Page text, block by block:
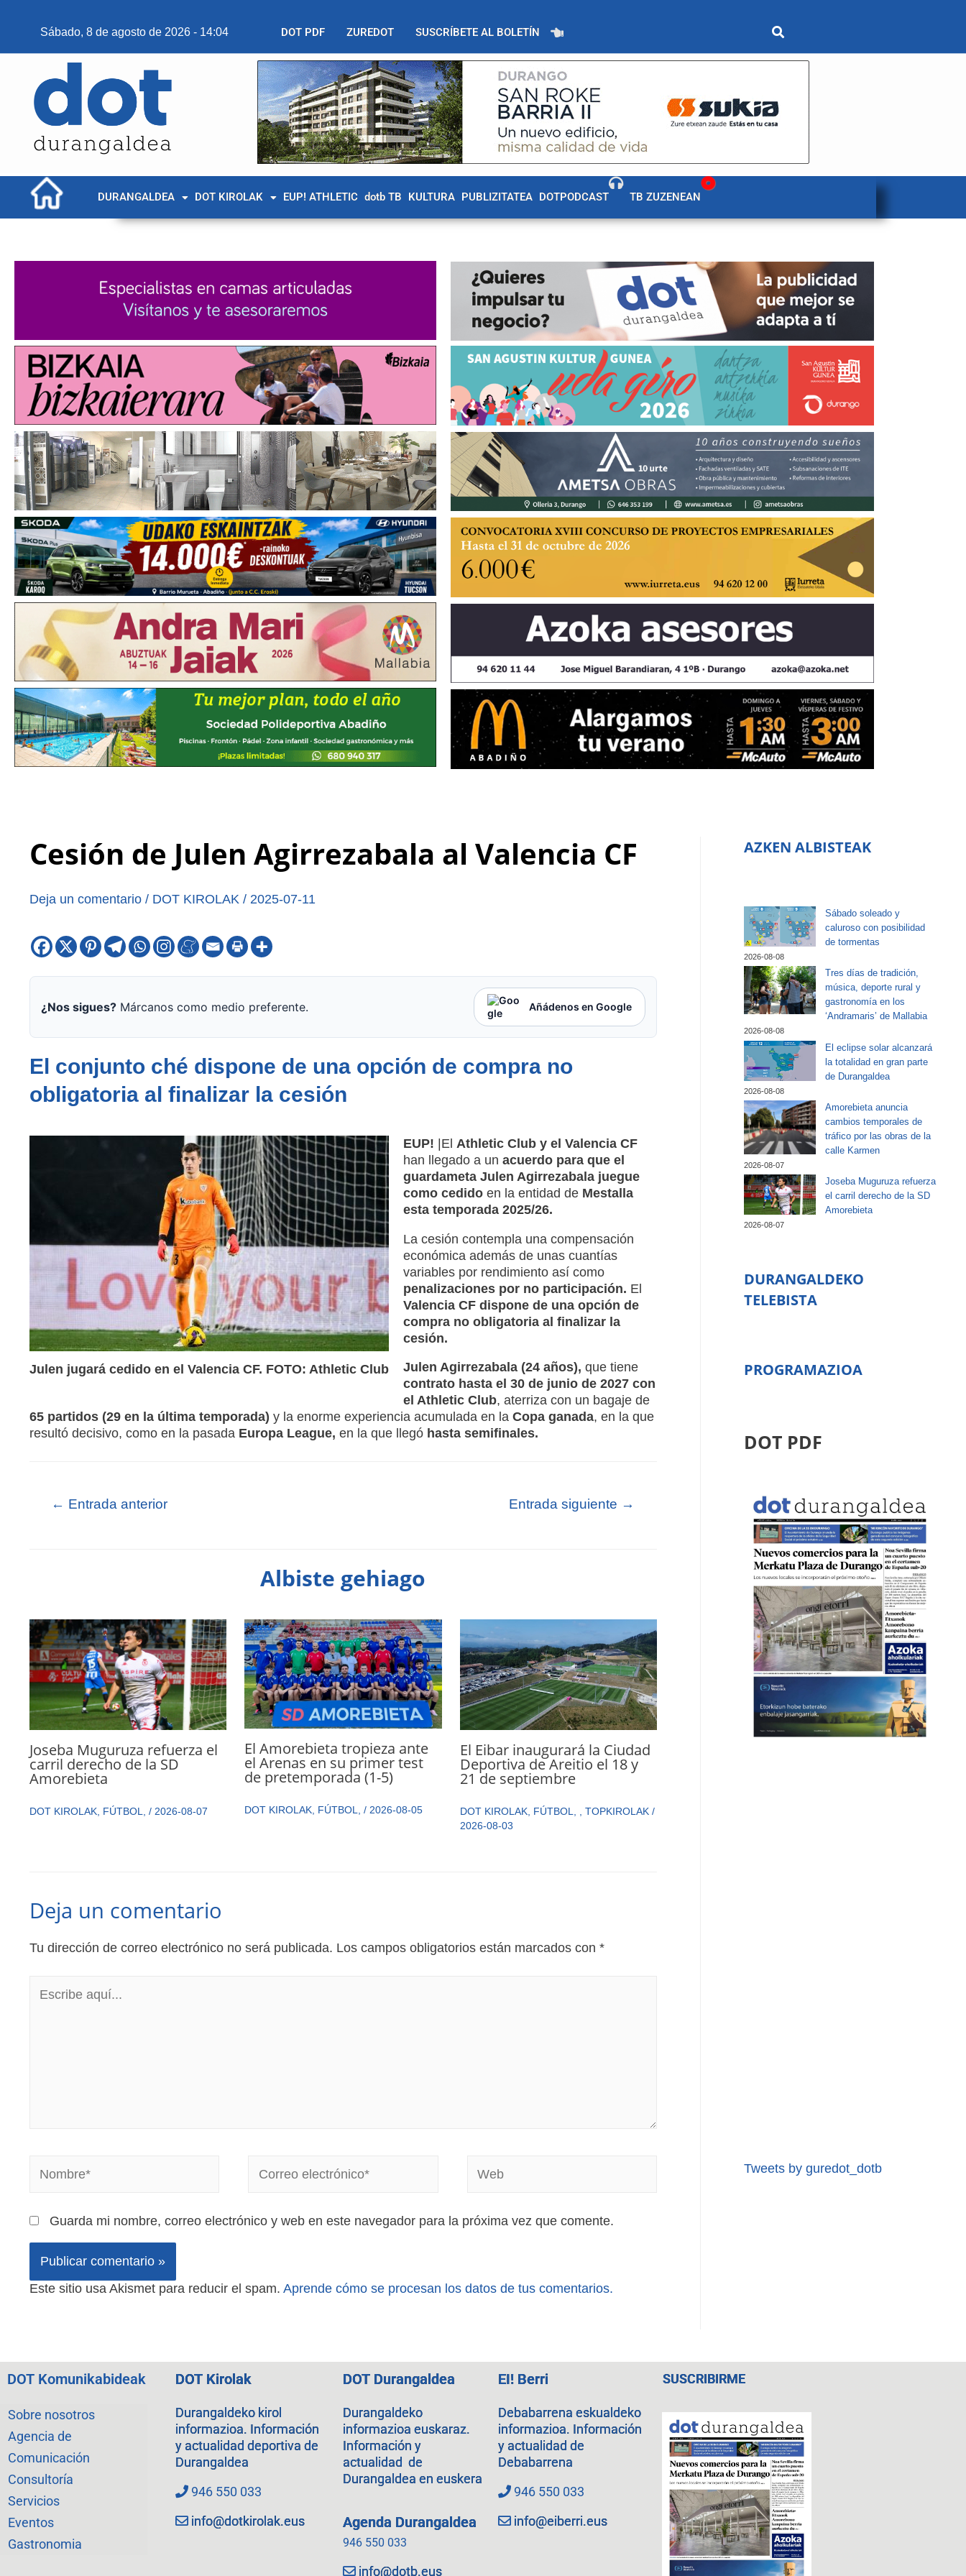
Sábado, 8 de agosto de 2026 - 14:04 DOT PDF ZUREDOT SUSCRÍBETE AL BOLETÍN
DURANGALDEA DOT KIROLAK EUP! ATHLETIC dotb TB KULTURA PUBLIZITATEA DOTPODCAST TB ZUZENEAN
Cesión de Julen Agirrezabala al Valencia CF
Deja un comentario / DOT KIROLAK / 2025-07-11
¿Nos sigues?Márcanos como medio preferente. Añádenos en Google
El conjunto ché dispone de una opción de compra no
obligatoria al finalizar la cesión
Julen jugará cedido en el Valencia CF. FOTO: Athletic Club
EUP! |El Athletic Club y el Valencia CF
han llegado a un acuerdo para que el
guardameta Julen Agirrezabala juegue
como cedidoen la entidad de Mestalla
esta temporada 2025/26.
La cesión contempla una compensación
económica además de unas cuantías
variables por rendimiento así como
penalizaciones por no participación. El
Valencia CF dispone de una opción de
compra no obligatoria al finalizar la
cesión.
Julen Agirrezabala (24 años), que tiene
contrato hasta el 30 de junio de 2027 con
el Athletic Club, aterriza con un bagaje de
65 partidos (29 en la última temporada) y la enorme experiencia acumulada en la Copa ganada, en la que
resultó decisivo, como en la pasada Europa League, en la que llegóhasta semifinales.
← Entrada anterior Entrada siguiente →
Albiste gehiago
Joseba Muguruza refuerza el
carril derecho de la SD
Amorebieta
DOT KIROLAK, FÚTBOL / 2026-08-07
El Amorebieta tropieza ante
el Arenas en su primer test
de pretemporada (1-5)
DOT KIROLAK FÚTBOL ,/ 2026-08-05
El Eibar inaugurará la Ciudad
Deportiva de Areitio el 18 y
21 de septiembre
DOT KIROLAK, FÚTBOL, , TOPKIROLAK/
2026-08-03
Deja un comentario
Tu dirección de correo electrónico no será publicada. Los campos obligatorios están marcados con *
Guarda mi nombre, correo electrónico y web en este navegador para la próxima vez que comente.
Este sitio usa Akismet para reducir el spam. Aprende cómo se procesan los datos de tus comentarios.
AZKEN ALBISTEAK
Sábado soleado y
caluroso con posibilidad
de tormentas
2026-08-08
Tres días de tradición,
música, deporte rural y
gastronomía en los
‘Andramaris’ de Mallabia
2026-08-08
El eclipse solar alcanzará
la totalidad en gran parte
de Durangaldea
2026-08-08
Amorebieta anuncia
cambios temporales de
tráfico por las obras de la
calle Karmen
2026-08-07
Joseba Muguruza refuerza
el carril derecho de la SD
Amorebieta
2026-08-07
DURANGALDEKO
TELEBISTA
PROGRAMAZIOA
DOT PDF
Tweets by guredot_dotb
DOT Komunikabideak
Sobre nosotros
Agencia de
Comunicación
Consultoría
Servicios
Eventos
Gastronomia
DOT Kirolak
Durangaldeko kirol
informazioa. Información
y actualidad deportiva de
Durangaldea
946 550 033
info@dotkirolak.eus
DOT Durangaldea
Durangaldeko
informazioa euskaraz.
Información y
actualidad de
Durangaldea en euskera
Agenda Durangaldea
946 550 033
info@dotb.eus
EI! Berri
Debabarrena eskualdeko
informazioa. Información
y actualidad de
Debabarrena
946 550 033
info@eiberri.eus
SUSCRIBIRME